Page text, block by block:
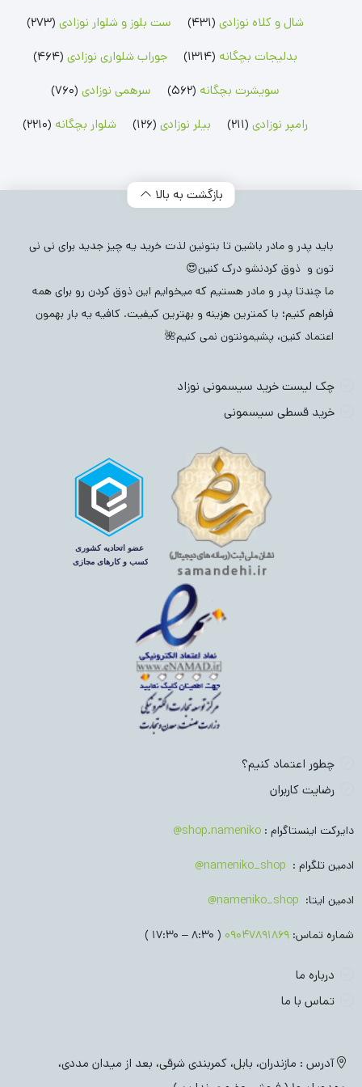
شال و کلاه نوزادی (431) ست بلوز و شلوار نوزادی (273)
بدلیجات بچگانه (1314) جوراب شلواری نوزادی (464)
سویشرت بچگانه (562) سرهمی نوزادی (760)
رامپر نوزادی (211) بیلر نوزادی (126) شلوار بچگانه (2210)
بازگشت به بالا
باید پدر و مادر باشین تا بتونین لذت خرید یه چیز جدید برای نی نی
تون و ذوق کردنشو درک کنین😍
ما چندتا پدر و مادر هستیم که میخوایم این ذوق کردن رو برای همه
فراهم کنیم؛ با کمترین هزینه و بهترین کیفیت. کافیه یه بار بهمون
اعتماد کنین، پشیمونتون نمی کنیم🌺
چک لیست خرید سیسمونی نوزاد
خرید قسطی سیسمونی
چطور اعتماد کنیم؟
رضایت کاربران
دایرکت اینستاگرام : shop.nameniko@
ادمین تلگرام : nameniko_shop@
ادمین ایتا: nameniko_shop@
شماره تماس: 09047891869
( 8:30 – 17:30 )
درباره ما
تماس با ما
آدرس : مازندران، بابل، کمربندی شرقی، بعد از میدان مددی،